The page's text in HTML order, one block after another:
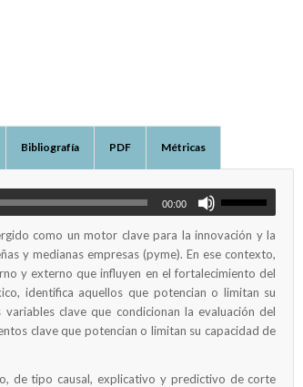
Bibliografía PDF Métricas
00:00
como un motor clave para la innovación y la
y medianas empresas (pyme). En ese contexto,
y externo que influyen en el fortalecimiento del
identifica aquellos que potencian o limitan su
clave que condicionan la evaluación del
clave que potencian o limitan su capacidad de
de tipo causal, explicativo y predictivo de corte